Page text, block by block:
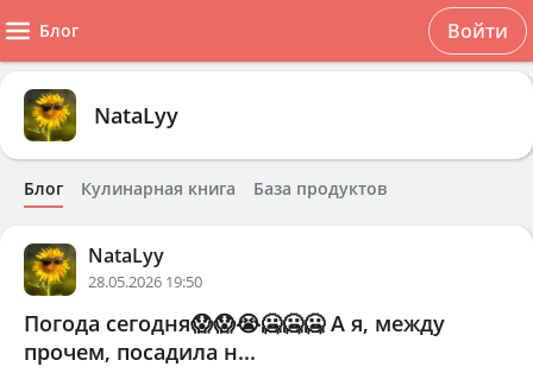
Блог Войти
NataLyy
Блог Кулинарная книга База продуктов
NataLyy
28.05.2026 19:50
Погода сегодня😱😱😭🥶🥶🥶 А я, между
прочем, посадила н...